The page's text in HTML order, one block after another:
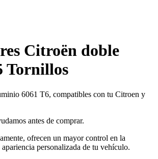
Citroën doble
Tornillos
6061 T6, compatibles con tu Citroen y
antes de comprar.
ofrecen un mayor control en la
personalizada de tu vehículo.